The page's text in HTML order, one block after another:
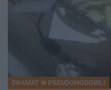
DRAMAT W PSEUDOHODOWLI